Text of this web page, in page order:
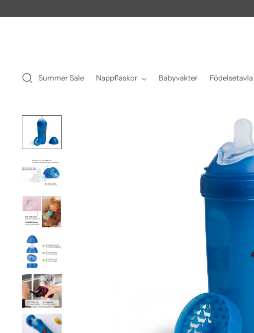
Summer Sale Nappflaskor Babyvakter Födelsetavla